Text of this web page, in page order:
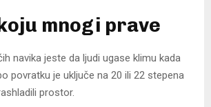
mnogi prave
navika jeste da ljudi ugase klimu kada
povratku je uključe na 20 ili 22 stepena
prostor.